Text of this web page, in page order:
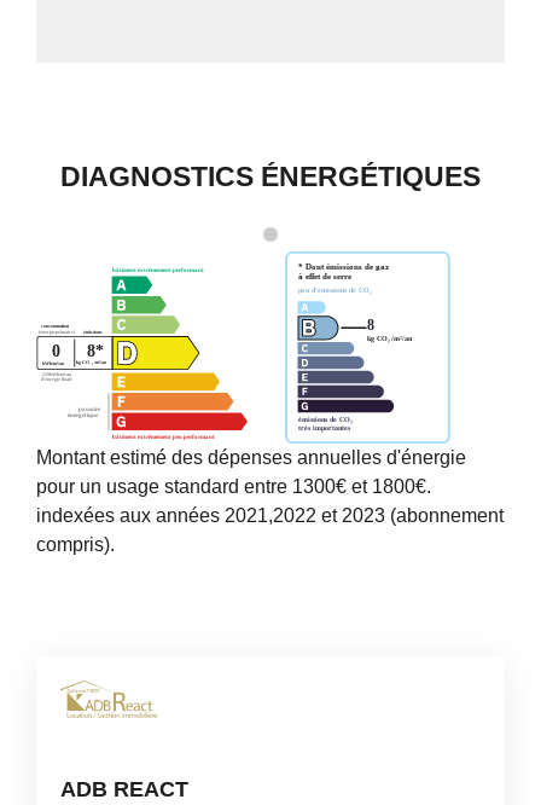
DIAGNOSTICS ÉNERGÉTIQUES
Montant estimé des dépenses annuelles d'énergie
pour un usage standard entre 1300€ et 1800€.
indexées aux années 2021,2022 et 2023 (abonnement
compris).
ADB REACT